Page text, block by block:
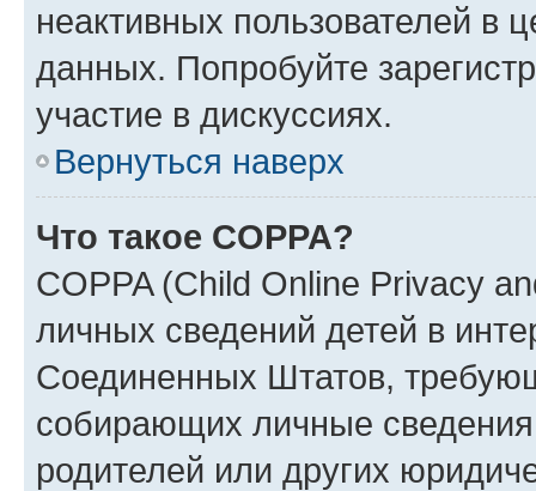
неактивных пользователей в
данных. Попробуйте
участие в дискуссиях.
Вернуться наверх
Что такое COPPA?
COPPA (Child Online Privacy
личных сведений детей в
Соединенных Штатов,
собирающих личные
родителей или других